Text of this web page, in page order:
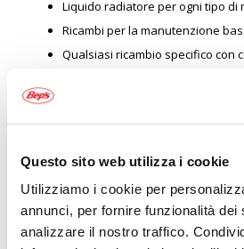
Questo sito web utilizza i cookie
Utilizziamo i cookie per
annunci, per fornire funzionalità dei
analizzare il nostro traffico.
Liquido radiatore per ogni tipo di
Ricambi per la manutenzione
Qualsiasi ricambio specifico con
Barre portatutto
Catene da neve
Vastissima scelta di prodotti per